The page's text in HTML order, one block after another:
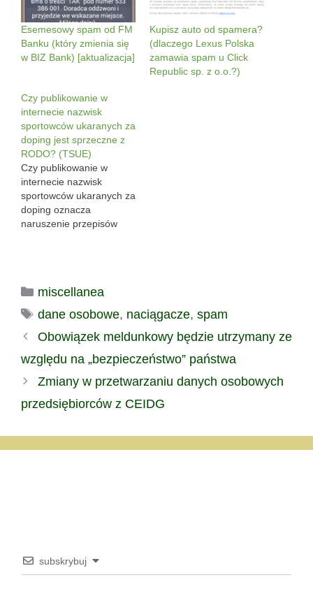
Esemesowy spam od FM
Banku (który zmienia się
w BIZ Bank) [aktualizacja]
Kupisz auto od spamera?
(dlaczego Lexus Polska
zamawia spam u Click
Republic sp. z o.o.?)
Czy publikowanie w
internecie nazwisk
sportowców ukaranych za
doping jest sprzeczne z
RODO? (TSUE)
Czy publikowanie w
internecie nazwisk
sportowców ukaranych za
doping oznacza
naruszenie przepisów
przetwarzania danych o
stanie jego zdrowia? Czy
informacja o
"wewnętrznej" sankcji
skazaniu za czyn
zabroniony? A może --
skoro prawo unijne nie
reguluje…
Kategorie
miscellanea
Tagi
dane osobowe, naciągacze, spam
Obowiązek meldunkowy będzie utrzymany ze
względu na „bezpieczeństwo” państwa
Zmiany w przetwarzaniu danych osobowych
przedsiębiorców z CEIDG
subskrybuj